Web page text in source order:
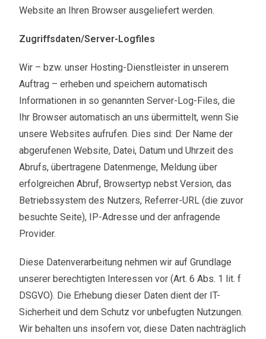
Website an Ihren Browser ausgeliefert werden.
Zugriffsdaten/Server-Logfiles
Wir – bzw. unser Hosting-Dienstleister in unserem
Auftrag – erheben und speichern automatisch
Informationen in so genannten Server-Log-Files, die
Ihr Browser automatisch an uns übermittelt, wenn Sie
unsere Websites aufrufen. Dies sind: Der Name der
abgerufenen Website, Datei, Datum und Uhrzeit des
Abrufs, übertragene Datenmenge, Meldung über
erfolgreichen Abruf, Browsertyp nebst Version, das
Betriebssystem des Nutzers, Referrer-URL (die zuvor
besuchte Seite), IP-Adresse und der anfragende
Provider.
Diese Datenverarbeitung nehmen wir auf Grundlage
unserer berechtigten Interessen vor (Art. 6 Abs. 1 lit. f
DSGVO). Die Erhebung dieser Daten dient der IT-
Sicherheit und dem Schutz vor unbefugten Nutzungen.
Wir behalten uns insofern vor, diese Daten nachträglich